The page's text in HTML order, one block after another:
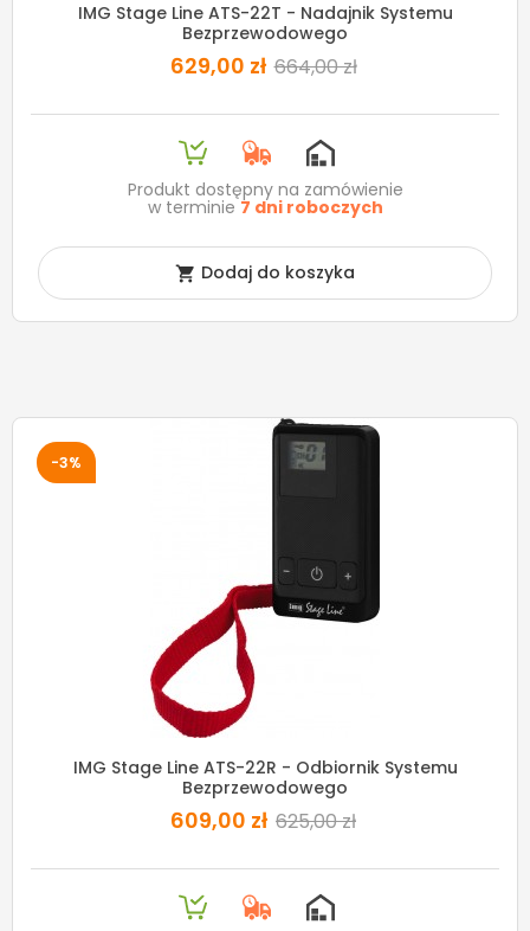
IMG Stage Line ATS-22T - Nadajnik Systemu
Bezprzewodowego
629,00 zł 664,00 zł
Produkt dostępny na zamówienie
w terminie 7 dni roboczych
 Dodaj do koszyka
-3%
IMG Stage Line ATS-22R - Odbiornik Systemu
Bezprzewodowego
609,00 zł 625,00 zł